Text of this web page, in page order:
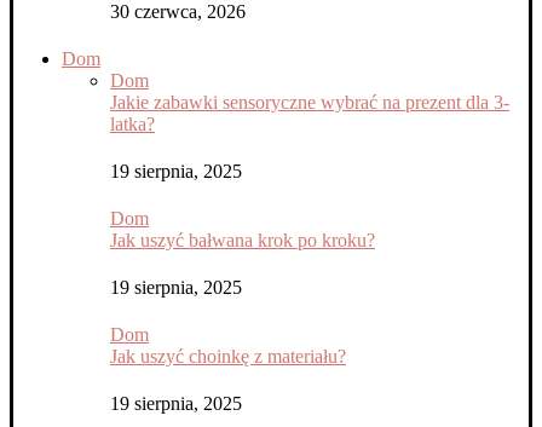
30 czerwca, 2026
Dom
Dom
Jakie zabawki sensoryczne wybrać na prezent dla 3-
latka?
19 sierpnia, 2025
Dom
Jak uszyć bałwana krok po kroku?
19 sierpnia, 2025
Dom
Jak uszyć choinkę z materiału?
19 sierpnia, 2025